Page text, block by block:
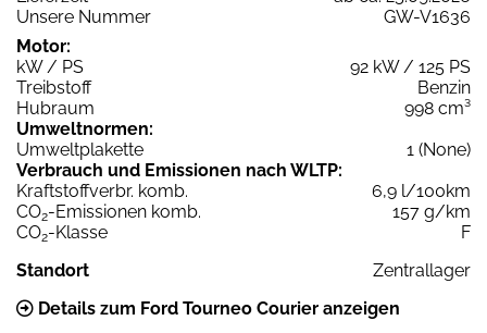
Unsere Nummer
GW-V1636
Motor:
kW / PS
92 kW / 125 PS
Treibstoff
Benzin
Hubraum
998 cm³
Umweltnormen:
Umweltplakette
1 (None)
Verbrauch und Emissionen nach WLTP:
Kraftstoffverbr. komb.
6,9 l/100km
CO2-Emissionen komb.
157 g/km
CO2-Klasse
F
Standort
Zentrallager
Details zum Ford Tourneo Courier anzeigen